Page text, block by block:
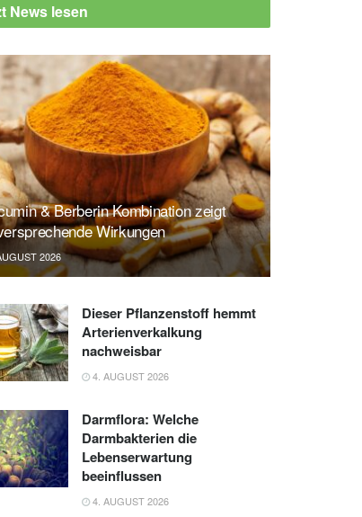
News lesen
& Berberin Kombination zeigt
Wirkungen
2026
Dieser Pflanzenstoff hemmt
Arterienverkalkung
nachweisbar
4. AUGUST 2026
Darmflora: Welche
Darmbakterien die
Lebenserwartung
beeinflussen
4. AUGUST 2026